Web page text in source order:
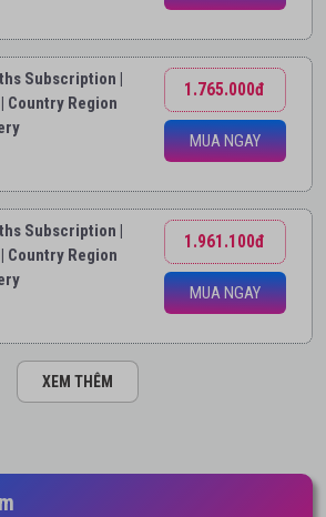
Subscription |
Country Region
1.765.000đ
MUA NGAY
Subscription |
Country Region
1.961.100đ
MUA NGAY
XEM THÊM